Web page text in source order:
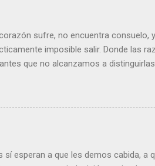
sufre, no encuentra consuelo,
imposible salir. Donde las
que no alcanzamos a
Por otra parte, si nos ponemos a
causa de una persona. Entonces
Márquez que dice que “ninguna
pues los ojos del amor tienen esa
esperan a que les demos cabida, a